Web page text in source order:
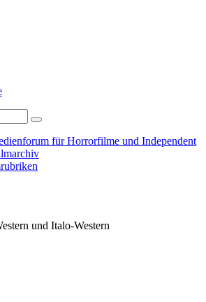
für Horrorfilme und Independent
und Italo-Western